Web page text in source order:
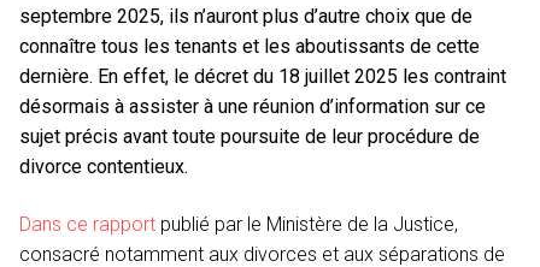
septembre 2025, ils n’auront plus d’autre choix que de
connaître tous les tenants et les aboutissants de cette
dernière. En effet, le décret du 18 juillet 2025 les contraint
désormais à assister à une réunion d’information sur ce
sujet précis avant toute poursuite de leur procédure de
divorce contentieux.
Dans ce rapport publié par le Ministère de la Justice,
consacré notamment aux divorces et aux séparations de